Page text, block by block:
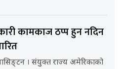
कामकाज ठप्प हुन नदिन
। संयुक्त राज्य अमेरिकाको